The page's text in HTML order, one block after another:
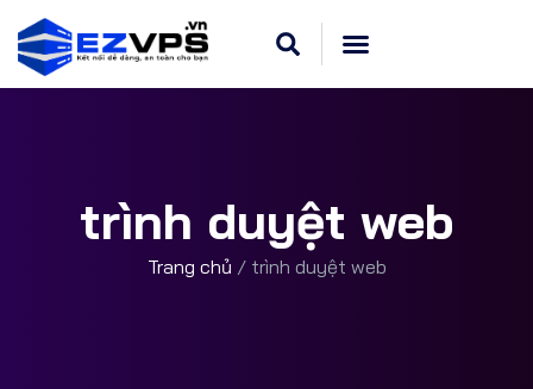
trình duyệt web
Trang chủ / trình duyệt web